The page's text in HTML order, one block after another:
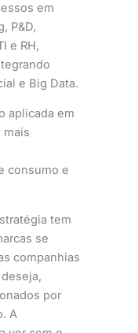
em
P&D,
e RH,
e Big Data.
aplicada em
mais
consumo e
tem
se
companhias
por
A